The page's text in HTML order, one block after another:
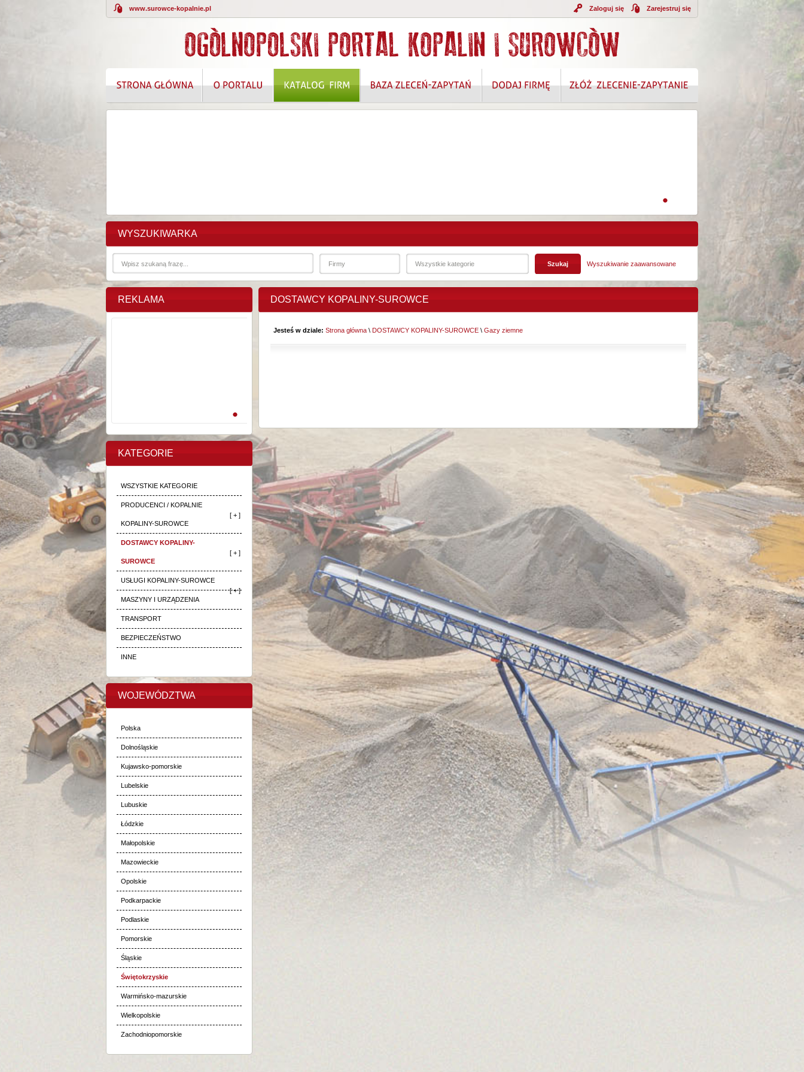
www.surowce-kopalnie.pl Zarejestruj się
Zaloguj się
WYSZUKIWARKA
Wyszukiwanie zaawansowane
REKLAMA
KATEGORIE
WSZYSTKIE KATEGORIE
PRODUCENCI / KOPALNIE
KOPALINY-SUROWCE
[ + ]
DOSTAWCY KOPALINY-
SUROWCE
[ + ]
USŁUGI KOPALINY-SUROWCE
[ + ]
MASZYNY I URZĄDZENIA
TRANSPORT
BEZPIECZEŃSTWO
INNE
WOJEWÓDZTWA
Polska
Dolnośląskie
Kujawsko-pomorskie
Lubelskie
Lubuskie
Łódzkie
Małopolskie
Mazowieckie
Opolskie
Podkarpackie
Podlaskie
Pomorskie
Śląskie
Świętokrzyskie
Warmińsko-mazurskie
Wielkopolskie
Zachodniopomorskie
DOSTAWCY KOPALINY-SUROWCE
Jesteś w dziale: Strona główna \ DOSTAWCY KOPALINY-SUROWCE \ Gazy ziemne